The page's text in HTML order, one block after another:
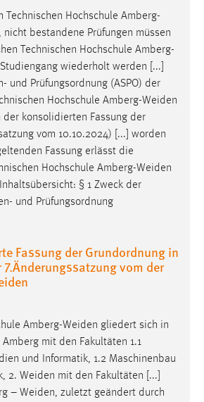
Technischen Hochschule Amberg-
nicht bestandene Prüfungen müssen
Technischen Hochschule Amberg-
wiederholt werden [...]
und Prüfungsordnung (ASPO) der
Hochschule Amberg-Weiden
der konsolidierten Fassung der
vom 10.10.2024) [...] worden
Fassung erlässt die
Hochschule Amberg-Weiden
§ 1 Zweck der
und Prüfungsordnung
Fassung der Grundordnung in
7.Änderungssatzung vom der
Amberg-Weiden gliedert sich in
mit den Fakultäten 1.1
und Informatik, 1.2 Maschinenbau
2. Weiden mit den Fakultäten [...]
– Weiden, zuletzt geändert durch